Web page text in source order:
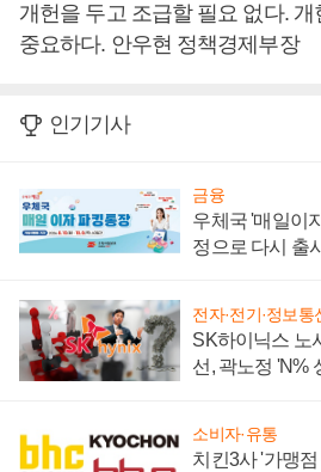
개헌을 두고 조급할 필요 없다.
중요하다. 안우현 정책경제부장
인기기사
금융
우체국 '매일이
정으로 다시 출
전자·전기·정보통
SK하이닉스 노
선, 곽노정 'N%
소비자·유통
치킨3사 '가맹